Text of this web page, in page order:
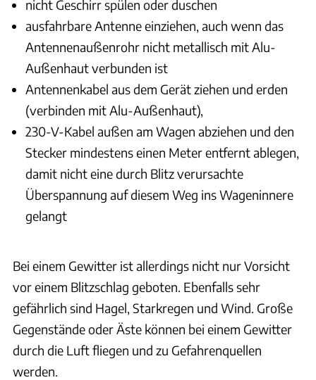
nicht Geschirr spülen oder duschen
ausfahrbare Antenne einziehen, auch wenn das
Antennenaußenrohr nicht metallisch mit Alu-
Außenhaut verbunden ist
Antennenkabel aus dem Gerät ziehen und erden
(verbinden mit Alu-Außenhaut),
230-V-Kabel außen am Wagen abziehen und den
Stecker mindestens einen Meter entfernt ablegen,
damit nicht eine durch Blitz verursachte
Überspannung auf diesem Weg ins Wageninnere
gelangt
Bei einem Gewitter ist allerdings nicht nur Vorsicht
vor einem Blitzschlag geboten. Ebenfalls sehr
gefährlich sind Hagel, Starkregen und Wind. Große
Gegenstände oder Äste können bei einem Gewitter
durch die Luft fliegen und zu Gefahrenquellen
werden.